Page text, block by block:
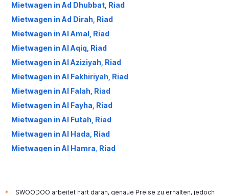
Mietwagen in Ad Dhubbat, Riad
Mietwagen in Ad Dirah, Riad
Mietwagen in Al Amal, Riad
Mietwagen in Al Aqiq, Riad
Mietwagen in Al Aziziyah, Riad
Mietwagen in Al Fakhiriyah, Riad
Mietwagen in Al Falah, Riad
Mietwagen in Al Fayha, Riad
Mietwagen in Al Futah, Riad
Mietwagen in Al Hada, Riad
Mietwagen in Al Hamra, Riad
Mietwagen in Al Khaleej, Riad
* SWOODOO arbeitet hart daran, genaue Preise zu erhalten, jedoch